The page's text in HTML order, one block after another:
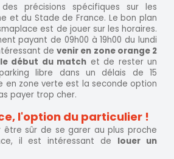
précisions spécifiques sur les
et du Stade de France. Le bon plan
est de jouer sur les horaires.
payant de 09h00 à 19h00 du lundi
devenir en zone orange 2
début du match et de rester un
libre dans un délais de 15
en zone verte est la seconde option
payer trop cher.
l'option du particulier !
être sûr de se garer au plus proche
il est intéressant de louer un